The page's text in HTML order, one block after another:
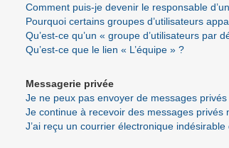
Comment puis-je devenir le responsable
Pourquoi certains groupes d’utilisateurs
Qu’est-ce qu’un « groupe d’utilisateurs par
Qu’est-ce que le lien « L’équipe » ?
Messagerie privée
Je ne peux pas envoyer de messages privés
Je continue à recevoir des messages privés
J’ai reçu un courrier électronique